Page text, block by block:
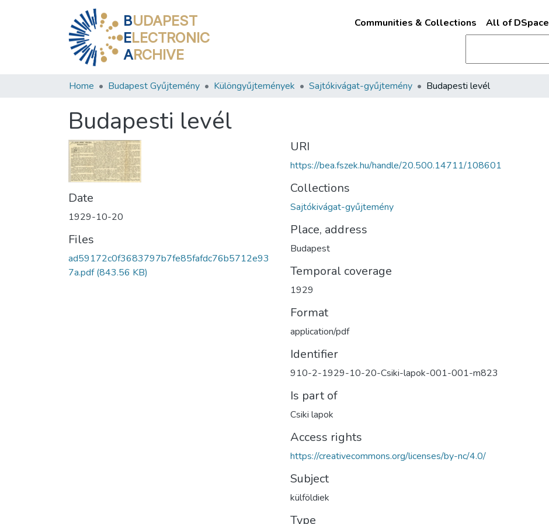
BUDAPEST
ELECTRONIC
ARCHIVE
Communities & Collections All of DSpace
Home Budapest Gyűjtemény Különgyűjtemények Sajtókivágat-gyűjtemény Budapesti levél
Budapesti levél
Date
1929-10-20
Files
ad59172c0f3683797b7fe85fafdc76b5712e93
7a.pdf(843.56 KB)
URI
https://bea.fszek.hu/handle/20.500.14711/108601
Collections
Sajtókivágat-gyűjtemény
Place, address
Budapest
Temporal coverage
1929
Format
application/pdf
Identifier
910-2-1929-10-20-Csiki-lapok-001-001-m823
Is part of
Csiki lapok
Access rights
https://creativecommons.org/licenses/by-nc/4.0/
Subject
külföldiek
Type